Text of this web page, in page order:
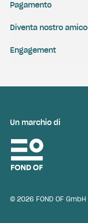
Pagamento
Engagement
Diventa nostro amico
Un marchio di
© 2026 FOND OF GmbH